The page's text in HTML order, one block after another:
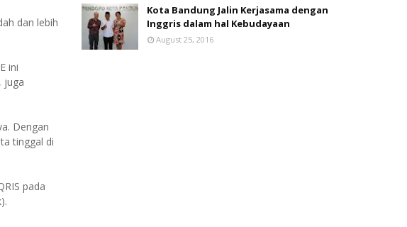
dan lebih
ini
juga
Dengan
tinggal di
pada
Kota Bandung Jalin Kerjasama dengan
Inggris dalam hal Kebudayaan
August 25, 2016